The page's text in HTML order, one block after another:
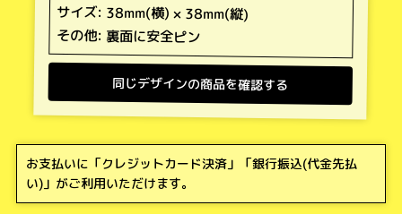
サイズ: 38mm(横) × 38mm(縦)
その他: 裏面に安全ピン
同じデザインの商品を確認する
お支払いに「クレジットカード決済」「銀行振込(代金先払
い)」がご利用いただけます。